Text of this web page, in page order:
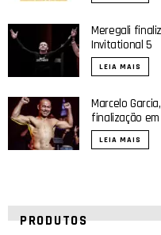
Meregali
Invitational 5
LEIA MAIS
Marcelo
finalização em
LEIA MAIS
PRODUTOS